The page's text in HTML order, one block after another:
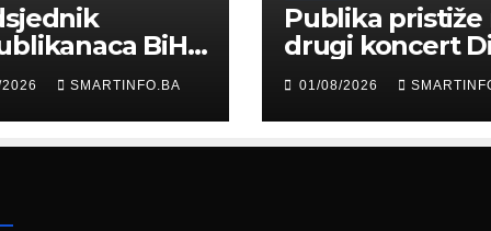
BiH
Garaplija
sajma
SMARTINFO.BA
Publika pristiže
drugi koncert
Merlina na
01/08/2026